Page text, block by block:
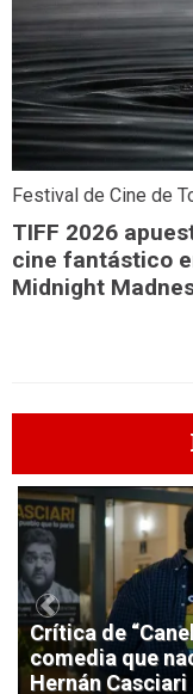
Festival de Cine de
TIFF 2026
cine fantástico
Midnight
Crítica de
comedia que
Hernán Casciari
Previous